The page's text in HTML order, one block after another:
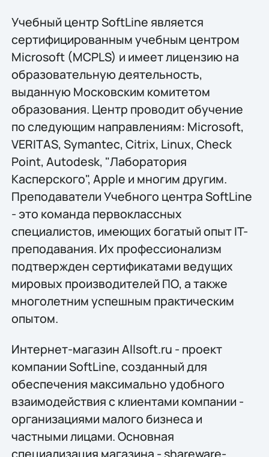
Учебный центр SoftLine является
сертифицированным учебным центром
Microsoft (MCPLS) и имеет лицензию на
образовательную деятельность,
выданную Московским комитетом
образования. Центр проводит обучение
по следующим направлениям: Microsoft,
VERITAS, Symantec, Citrix, Linux, Check
Point, Autodesk, "Лаборатория
Касперского", Apple и многим другим.
Преподаватели Учебного центра SoftLine
- это команда первоклассных
специалистов, имеющих богатый опыт IT-
преподавания. Их профессионализм
подтвержден сертификатами ведущих
мировых производителей ПО, а также
многолетним успешным практическим
опытом.
Интернет-магазин Allsoft.ru - проект
компании SoftLine, созданный для
обеспечения максимально удобного
взаимодействия с клиентами компании -
организациями малого бизнеса и
частными лицами. Основная